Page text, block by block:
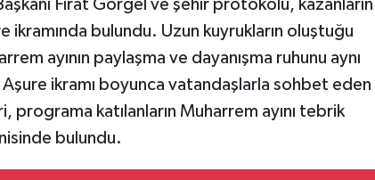
Fırat Görgel ve şehir protokolü, kazanların
ikramında bulundu. Uzun kuyrukların oluştuğu
ayının paylaşma ve dayanışma ruhunu aynı
ikramı boyunca vatandaşlarla sohbet eden
katılanların Muharrem ayını tebrik
bulundu.